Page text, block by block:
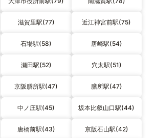
滋賀里駅(77) 近江神宮前駅(75)
石場駅(58) 唐崎駅(54)
瀬田駅(52) 穴太駅(51)
京阪膳所駅(47) 膳所駅(47)
中ノ庄駅(45) 坂本比叡山口駅(44)
唐橋前駅(43) 京阪石山駅(42)